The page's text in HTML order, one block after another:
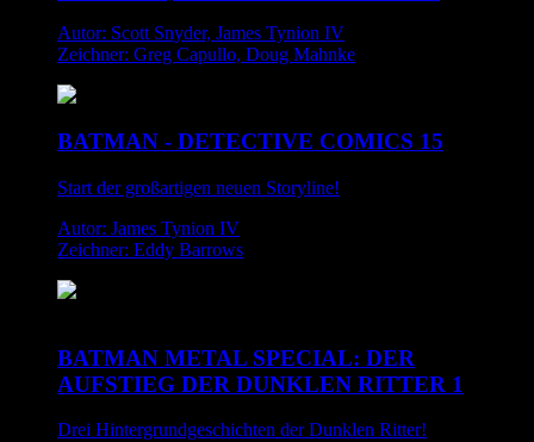
Autor: Scott Snyder, James Tynion IV
Zeichner: Greg Capullo, Doug Mahnke
BATMAN - DETECTIVE COMICS 15
Start der großartigen neuen Storyline!
Autor: James Tynion IV
Zeichner: Eddy Barrows
BATMAN METAL SPECIAL: DER
AUFSTIEG DER DUNKLEN RITTER 1
Drei Hintergrundgeschichten der Dunklen Ritter!